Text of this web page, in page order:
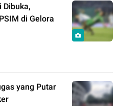
Dibuka,
di Gelora
yang Putar